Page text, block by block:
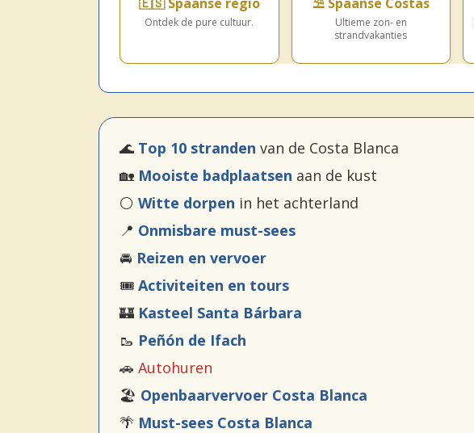
Ontdek de pure cultuur.
Ultieme zon- en
strandvakanties
🌊 Top 10 stranden van de Costa Blanca
🏡 Mooiste badplaatsen aan de kust
⚪ Witte dorpen in het achterland
📍 Onmisbare must-sees
🚘 Reizen en vervoer
🎟️ Activiteiten en tours
🏰 Kasteel Santa Bárbara
🥾 Peñón de Ifach
🚗 Autohuren
🏖️ Openbaarvervoer Costa Blanca
🌴 Must-sees Costa Blanca